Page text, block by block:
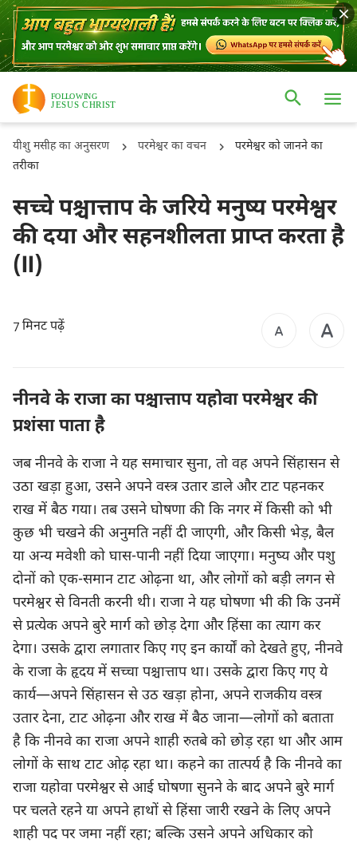
यीशु मसीह का अनुसरण परमेश्वर का वचन
परमेश्वर को जानने का
तरीका
सच्चे पश्चात्ताप के जरिये मनुष्य परमेश्वर
की दया और सहनशीलता प्राप्त करता है
(II)
7 मिनट पढ़ें
नीनवे के राजा का पश्चात्ताप यहोवा परमेश्वर की
प्रशंसा पाता है
जब नीनवे के राजा ने यह समाचार सुना, तो वह अपने सिंहासन से
उठा खड़ा हुआ, उसने अपने वस्त्र उतार डाले और टाट पहनकर
राख में बैठ गया। तब उसने घोषणा की कि नगर में किसी को भी
कुछ भी चखने की अनुमति नहीं दी जाएगी, और किसी भेड़, बैल
या अन्य मवेशी को घास-पानी नहीं दिया जाएगा। मनुष्य और पशु
दोनों को एक-समान टाट ओढ़ना था, और लोगों को बड़ी लगन से
परमेश्वर से विनती करनी थी। राजा ने यह घोषणा भी की कि उनमें
से प्रत्येक अपने बुरे मार्ग को छोड़ देगा और हिंसा का त्याग कर
देगा। उसके द्वारा लगातार किए गए इन कार्यों को देखते हुए, नीनवे
के राजा के हृदय में सच्चा पश्चात्ताप था। उसके द्वारा किए गए ये
कार्य—अपने सिंहासन से उठ खड़ा होना, अपने राजकीय वस्त्र
उतार देना, टाट ओढ़ना और राख में बैठ जाना—लोगों को बताता
है कि नीनवे का राजा अपने शाही रुतबे को छोड़ रहा था और आम
लोगों के साथ टाट ओढ़ रहा था। कहने का तात्पर्य है कि नीनवे का
राजा यहोवा परमेश्वर से आई घोषणा सुनने के बाद अपने बुरे मार्ग
पर चलते रहने या अपने हाथों से हिंसा जारी रखने के लिए अपने
शाही पद पर जमा नहीं रहा; बल्कि उसने अपने अधिकार को